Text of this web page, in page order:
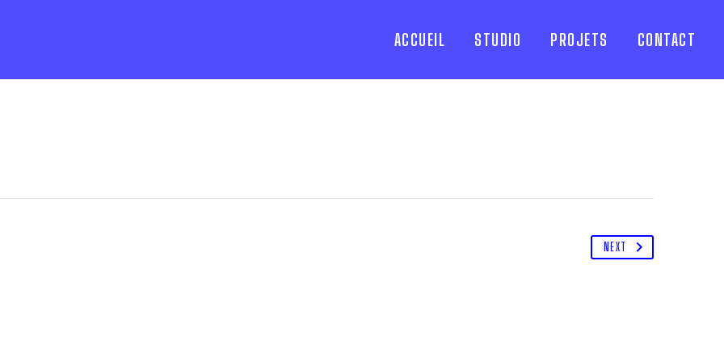
ACCUEIL STUDIO PROJETS CONTACT
NEXT